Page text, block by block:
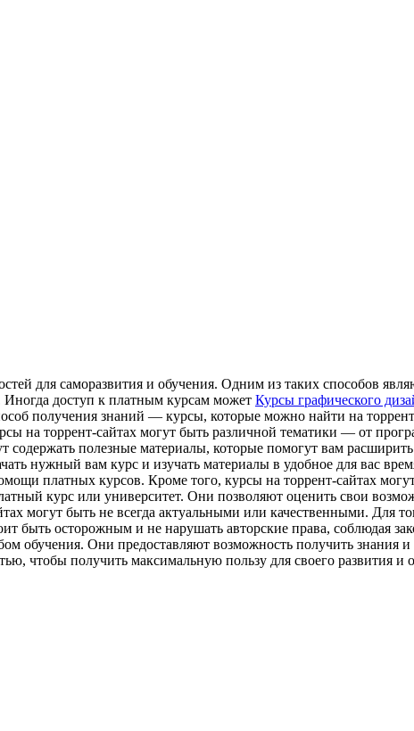
для саморазвития и обучения. Одним из таких способов
доступ к платным курсам может Курсы графического
получения знаний — курсы, которые можно найти на
на торрент-сайтах могут быть различной тематики — от
полезные материалы, которые помогут вам
нужный вам курс и изучать материалы в удобное для вас
платных курсов. Кроме того, курсы на торрент-сайтах
курс или университет. Они позволяют оценить свои
могут быть не всегда актуальными или качественными. Для
быть осторожным и не нарушать авторские права, соблюдая
обучения. Они предоставляют возможность получить знания
чтобы получить максимальную пользу для своего развития и